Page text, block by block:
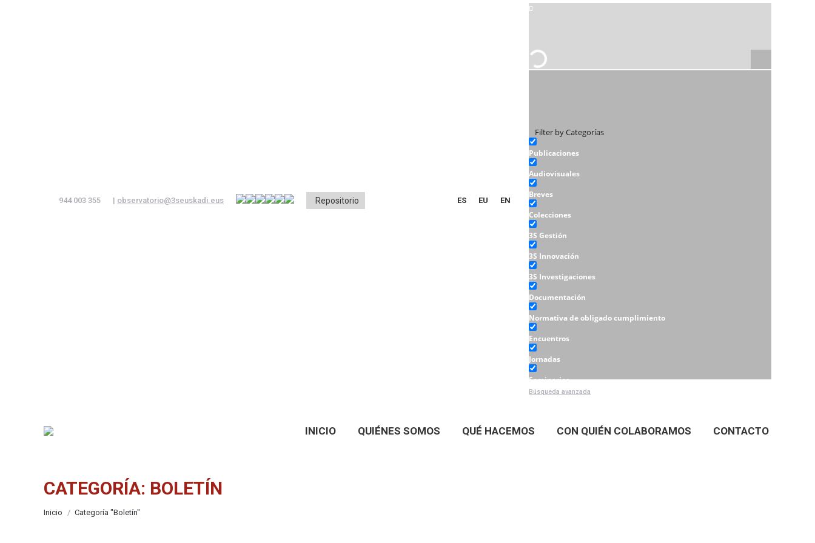
944 003 355 | observatorio@3seuskadi.eus Repositorio ES EU EN
Filter by Categorías
Publicaciones
Audiovisuales
Breves
Colecciones
3S Gestión
3S Innovación
3S Investigaciones
Documentación
Normativa de obligado cumplimiento
Encuentros
Jornadas
Seminarios
Búsqueda avanzada
INICIO QUIÉNES SOMOS QUÉ HACEMOS CON QUIÉN COLABORAMOS CONTACTO
CATEGORÍA: BOLETÍN
Estás aquí:
Inicio Categoría "Boletín"